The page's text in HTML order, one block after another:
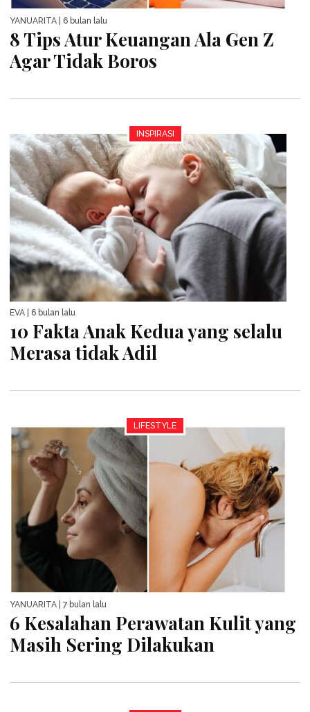
YANUARITA | 6 bulan lalu
8 Tips Atur Keuangan Ala Gen Z
Agar Tidak Boros
INSPIRASI
EVA | 6 bulan lalu
10 Fakta Anak Kedua yang selalu
Merasa tidak Adil
LIFESTYLE
YANUARITA | 7 bulan lalu
6 Kesalahan Perawatan Kulit yang
Masih Sering Dilakukan